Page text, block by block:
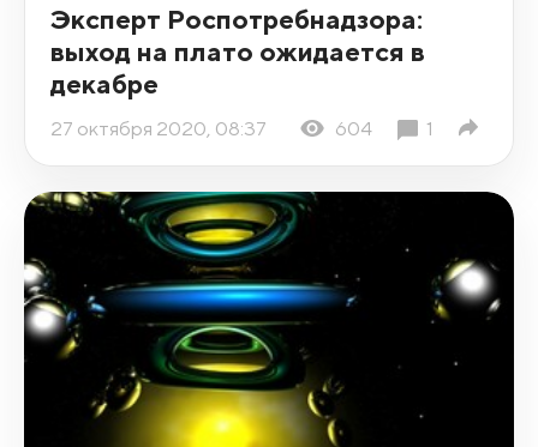
Эксперт Роспотребнадзора:
выход на плато ожидается в
декабре
27 октября 2020, 08:37 604 1